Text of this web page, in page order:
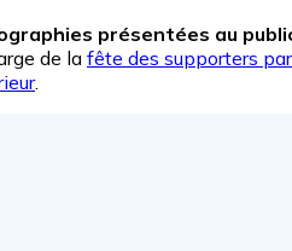
présentées au
de la fête des supporters
.